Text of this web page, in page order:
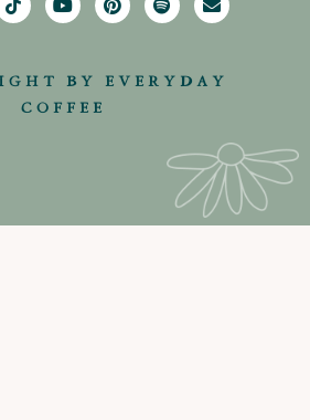
BY EVERYDAY
COFFEE